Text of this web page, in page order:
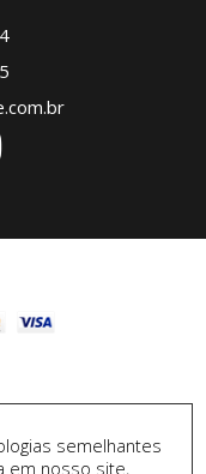
semelhantes
em nosso site,